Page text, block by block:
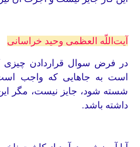
آیت‌اللّه العظمی وحید خراسانی
در فرض سوال قراردادن چیزی
است به جاهایی که واجب
شسته شود، جایز نیست، مگر
داشته باشد.